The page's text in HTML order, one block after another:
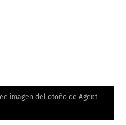
imagen del otoño de Agent